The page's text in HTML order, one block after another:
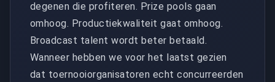
degenen die profiteren. Prize pools gaan
omhoog. Productiekwaliteit gaat omhoog.
Broadcast talent wordt beter betaald.
Wanneer hebben we voor het laatst gezien
dat toernooiorganisatoren echt concurreerden